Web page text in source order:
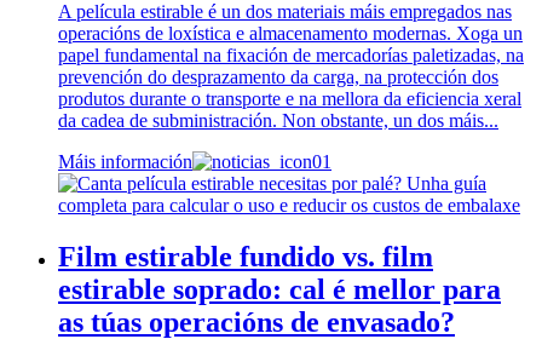
A película estirable é un dos materiais máis empregados nas
operacións de loxística e almacenamento modernas. Xoga un
papel fundamental na fixación de mercadorías paletizadas, na
prevención do desprazamento da carga, na protección dos
produtos durante o transporte e na mellora da eficiencia xeral
da cadea de subministración. Non obstante, un dos máis...
Máis información
Film estirable fundido vs. film
estirable soprado: cal é mellor para
as túas operacións de envasado?